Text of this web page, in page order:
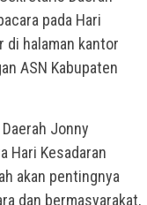
pada Hari
di halaman kantor
ASN Kabupaten
Jonny
Hari Kesadaran
akan pentingnya
dan bermasyarakat,